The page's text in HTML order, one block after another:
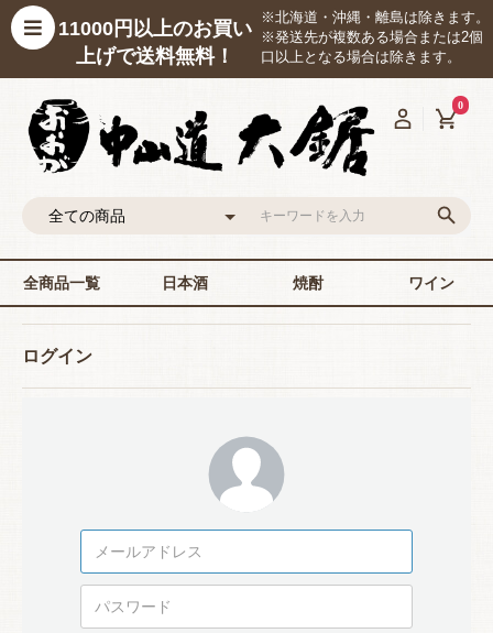
11000円以上のお買い
上げで送料無料！
※北海道・沖縄・離島は除きます。
※発送先が複数ある場合または2個
口以上となる場合は除きます。
0
全商品一覧 日本酒 焼酎 ワイン
ログイン